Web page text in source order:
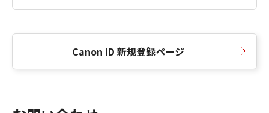
Canon ID 新規登録ページ